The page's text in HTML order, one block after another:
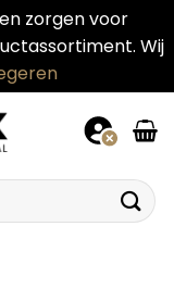
zorgen voor
Wij